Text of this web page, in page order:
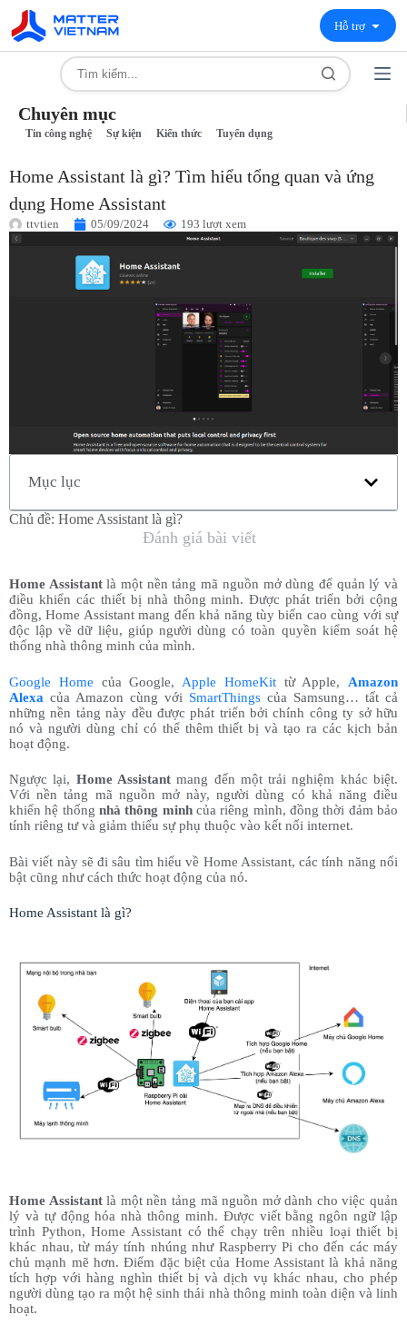
Hỗ trợ
Chuyên mục
Tin công nghệ Sự kiện Kiến thức Tuyển dụng
Home Assistant là gì? Tìm hiểu tổng quan và ứng
dụng Home Assistant
ttvtien 05/09/2024 193 lượt xem
Mục lục
Chủ đề: Home Assistant là gì?
Đánh giá bài viết
Home Assistantlà một nền tảng mã nguồn mở dùng để quản lý và
điều khiển các thiết bị nhà thông minh. Được phát triển bởi cộng
đồng, Home Assistant mang đến khả năng tùy biến cao cùng với sự
độc lập về dữ liệu, giúp người dùng có toàn quyền kiểm soát hệ
thống nhà thông minh của mình.
Google Home của Google, Apple HomeKittừ Apple, Amazon
Alexa của Amazon cùng với SmartThings của Samsung… tất cả
những nền tảng này đều được phát triển bởi chính công ty sở hữu
nó và người dùng chỉ có thể thêm thiết bị và tạo ra các kịch bản
hoạt động.
Ngược lại, Home Assistantmang đến một trải nghiệm khác biệt.
Với nền tảng mã nguồn mở này, người dùng có khả năng điều
khiển hệ thống nhà thông minhcủa riêng mình, đồng thời đảm bảo
tính riêng tư và giảm thiểu sự phụ thuộc vào kết nối internet.
Bài viết này sẽ đi sâu tìm hiểu về Home Assistant, các tính năng nổi
bật cũng như cách thức hoạt động của nó.
Home Assistant là gì?
Home Assistantlà một nền tảng mã nguồn mở dành cho việc quản
lý và tự động hóa nhà thông minh. Được viết bằng ngôn ngữ lập
trình Python, Home Assistant có thể chạy trên nhiều loại thiết bị
khác nhau, từ máy tính nhúng như Raspberry Pi cho đến các máy
chủ mạnh mẽ hơn. Điểm đặc biệt của Home Assistant là khả năng
tích hợp với hàng nghìn thiết bị và dịch vụ khác nhau, cho phép
người dùng tạo ra một hệ sinh thái nhà thông minh toàn diện và linh
hoạt.